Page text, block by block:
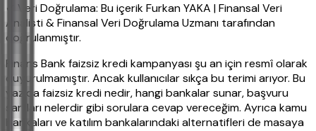
✔ Veri Doğrulama: Bu içerik Furkan YAKA | Finansal Veri
Analisti & Finansal Veri Doğrulama Uzmanı tarafından
doğrulanmıştır.
Finans Bank faizsiz kredi kampanyası şu an için resmî olarak
duyurulmamıştır. Ancak kullanıcılar sıkça bu terimi arıyor. Bu
yazıda faizsiz kredi nedir, hangi bankalar sunar, başvuru
şartları nelerdir gibi sorulara cevap vereceğim. Ayrıca kamu
bankaları ve katılım bankalarındaki alternatifleri de masaya